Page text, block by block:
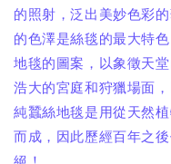
的照射，泛出美妙色彩
的色澤是絲毯的最大特
地毯的圖案，以象徵天
浩大的宮庭和狩獵場面
純蠶絲地毯是用從天然
而成，因此歷經百年之